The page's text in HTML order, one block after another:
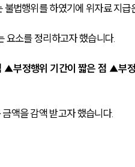
법행위를 하였기에 위자료 지급
요소를 정리하고자 했습니다.
부정행위 기간이 짧은 점 ▲부
액을 감액 받고자 했습니다.